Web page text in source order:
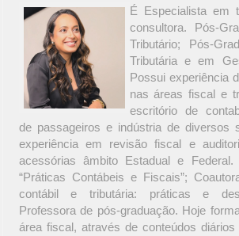
É Especialista em
consultora. Pós-
Tributário; Pós-
Tributária e em
Possui experiência
nas áreas fiscal e
escritório de
de passageiros e indústria de diversos
experiência em revisão fiscal e
acessórias âmbito Estadual e
“Práticas Contábeis e Fiscais”;
contábil e tributária: práticas e
Professora de pós-graduação. Hoje
área fiscal, através de conteúdos